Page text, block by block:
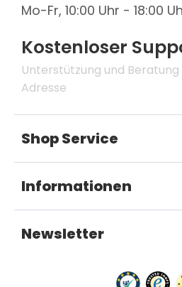
Mo-Fr, 10:00 Uhr - 18:00
Kostenloser
Unterstützung und
Adresse
Shop Service
Informationen
Newsletter